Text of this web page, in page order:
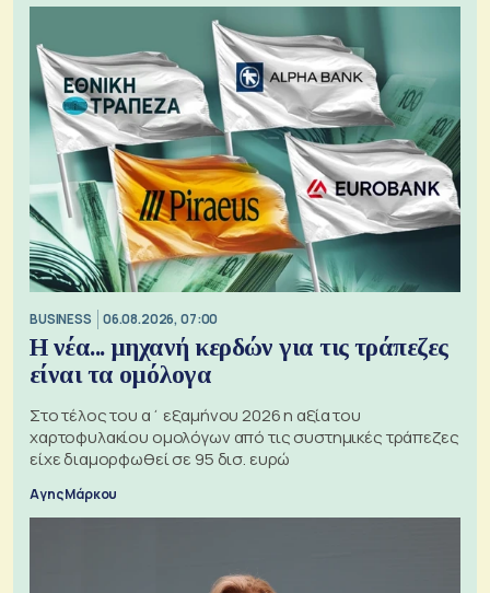
BUSINESS 06.08.2026, 07:00
Η νέα... μηχανή κερδών για τις τράπεζες
είναι τα ομόλογα
Στο τέλος του α΄ εξαμήνου 2026 η αξία του
χαρτοφυλακίου ομολόγων από τις συστημικές τράπεζες
είχε διαμορφωθεί σε 95 δισ. ευρώ
Αγης Μάρκου